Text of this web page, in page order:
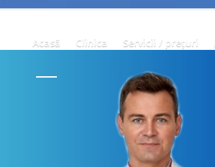
Acasă Clinica Servicii / prețuri